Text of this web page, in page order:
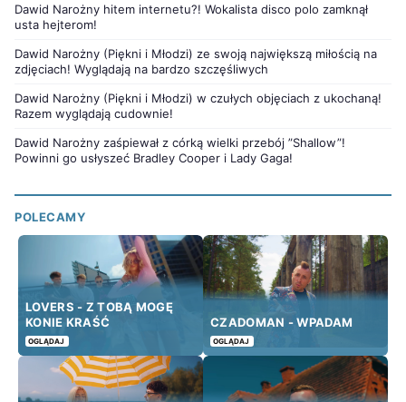
Dawid Narożny hitem internetu?! Wokalista disco polo zamknął
usta hejterom!
Dawid Narożny (Piękni i Młodzi) ze swoją największą miłością na
zdjęciach! Wyglądają na bardzo szczęśliwych
Dawid Narożny (Piękni i Młodzi) w czułych objęciach z ukochaną!
Razem wyglądają cudownie!
Dawid Narożny zaśpiewał z córką wielki przebój ”Shallow”!
Powinni go usłyszeć Bradley Cooper i Lady Gaga!
POLECAMY
LOVERS - Z TOBĄ MOGĘ
KONIE KRAŚĆ
OGLĄDAJ
CZADOMAN - WPADAM
OGLĄDAJ